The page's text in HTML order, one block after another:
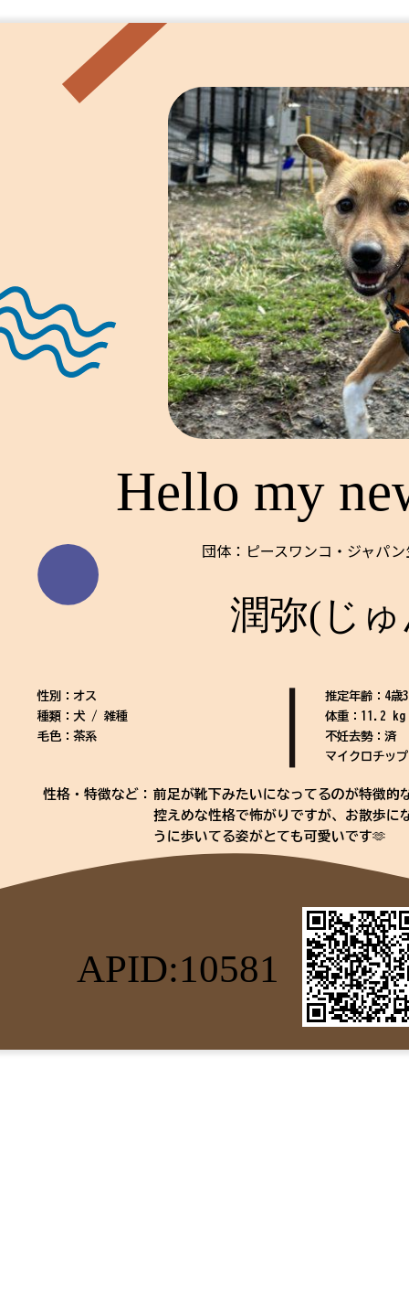
Hello my
団体：ピースワンコ・ジャパ
潤弥(じ
性別：オス
種類：犬 / 雑種
毛色：茶系
推定年齢：4歳
体重：11.2 kg
不妊去勢：済
マイクロチッ
性格・特徴など： 前足が靴下みたいになってるのが特徴的
控えめな性格で怖がりですが、お散歩に
うに歩いてる姿がとても可愛いです🫶
まだ怖いことが多くトレーニング中の
色々な音にまだ怖がり、跳ねたりはしま
ゆっくりしてあげればお利口に出来ます
APID:10581